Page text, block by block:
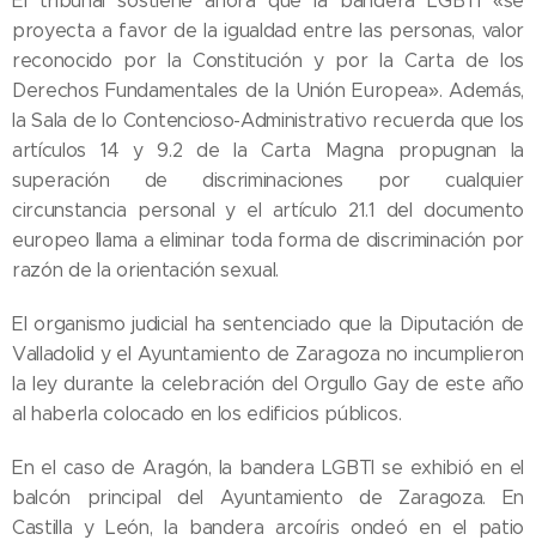
proyecta a favor de la igualdad entre las personas, valor
reconocido por la Constitución y por la Carta de los
Derechos Fundamentales de la Unión Europea». Además,
la Sala de lo Contencioso-Administrativo recuerda que los
artículos 14 y 9.2 de la Carta Magna propugnan la
superación de discriminaciones por cualquier
circunstancia personal y el artículo 21.1 del documento
europeo llama a eliminar toda forma de discriminación por
razón de la orientación sexual.
El organismo judicial ha sentenciado que la Diputación de
Valladolid y el Ayuntamiento de Zaragoza no incumplieron
la ley durante la celebración del Orgullo Gay de este año
al haberla colocado en los edificios públicos.
En el caso de Aragón, la bandera LGBTI se exhibió en el
balcón principal del Ayuntamiento de Zaragoza. En
Castilla y León, la bandera arcoíris ondeó en el patio